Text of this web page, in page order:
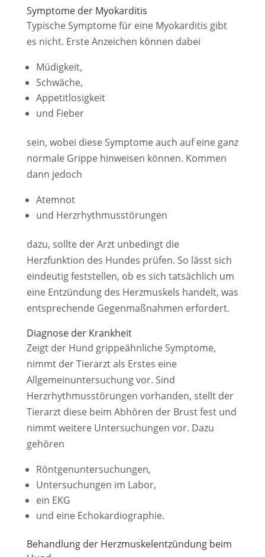
Symptome der Myokarditis
Typische Symptome für eine Myokarditis gibt
es nicht. Erste Anzeichen können dabei
Müdigkeit,
Schwäche,
Appetitlosigkeit
und Fieber
sein, wobei diese Symptome auch auf eine ganz
normale Grippe hinweisen können. Kommen
dann jedoch
Atemnot
und Herzrhythmusstörungen
dazu, sollte der Arzt unbedingt die
Herzfunktion des Hundes prüfen. So lässt sich
eindeutig feststellen, ob es sich tatsächlich um
eine Entzündung des Herzmuskels handelt, was
entsprechende Gegenmaßnahmen erfordert.
Diagnose der Krankheit
Zeigt der Hund grippeähnliche Symptome,
nimmt der Tierarzt als Erstes eine
Allgemeinuntersuchung vor. Sind
Herzrhythmusstörungen vorhanden, stellt der
Tierarzt diese beim Abhören der Brust fest und
nimmt weitere Untersuchungen vor. Dazu
gehören
Röntgenuntersuchungen,
Untersuchungen im Labor,
ein EKG
und eine Echokardiographie.
Behandlung der Herzmuskel­entzündung beim